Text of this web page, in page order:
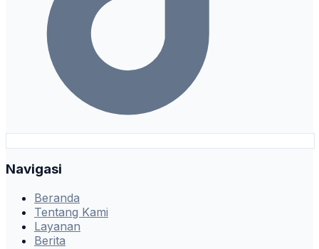
Navigasi
Beranda
Tentang Kami
Layanan
Berita